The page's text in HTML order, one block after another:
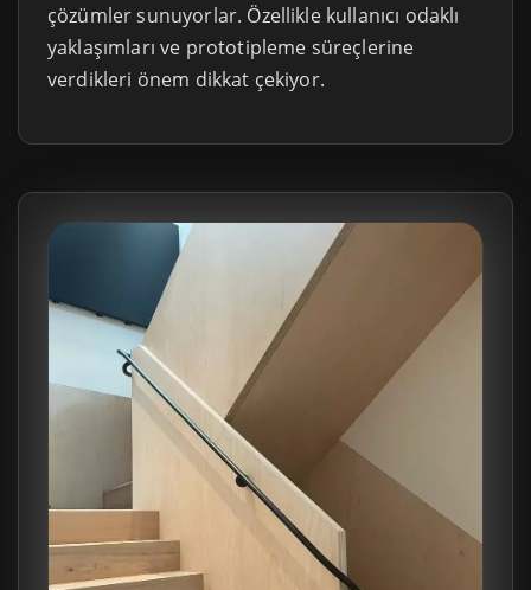
çözümler sunuyorlar. Özellikle kullanıcı odaklı
yaklaşımları ve prototipleme süreçlerine
verdikleri önem dikkat çekiyor.